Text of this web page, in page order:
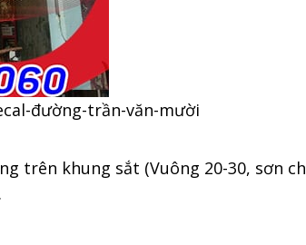
đường-trần-văn-mười
trên khung sắt (Vuông 20-30, sơn